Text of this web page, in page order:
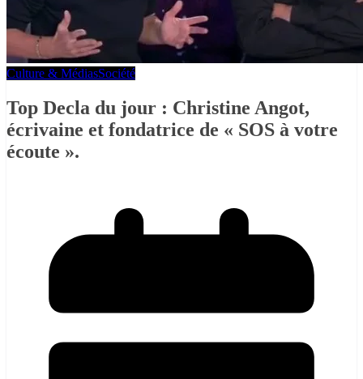
Culture & MédiasSociété
Top Decla du jour : Christine Angot,
écrivaine et fondatrice de « SOS à votre
écoute ».